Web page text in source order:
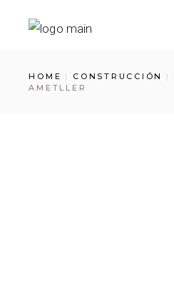
HOME CONSTRUCCIÓN
AMETLLER